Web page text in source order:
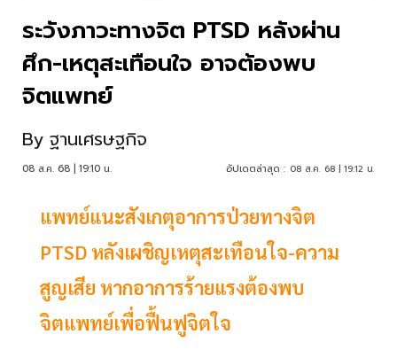
ระวังภาวะทางจิต PTSD หลังผ่าน
ศึก-เหตุสะเทือนใจ อาจต้องพบ
จิตแพทย์
By ฐานเศรษฐกิจ
08 ส.ค. 68 | 19:10 น. อัปเดตล่าสุด : 08 ส.ค. 68 | 19:12 น.
แพทย์แนะสังเกตุอาการป่วยทางจิต
PTSD หลังเผชิญเหตุสะเทือนใจ-ความ
สูญเสีย หากอาการร้ายแรงต้องพบ
จิตแพทย์เพื่อฟื้นฟูจิตใจ